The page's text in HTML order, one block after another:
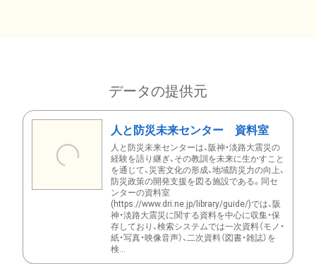
データの提供元
人と防災未来センター 資料室
人と防災未来センターは、阪神・淡路大震災の
経験を語り継ぎ、その教訓を未来に生かすこと
を通じて、災害文化の形成、地域防災力の向上、
防災政策の開発支援を図る施設である。同セ
ンターの資料室
(https://www.dri.ne.jp/library/guide/)では、阪
神・淡路大震災に関する資料を中心に収集・保
存しており、検索システムでは一次資料（モノ・
紙・写真・映像音声）、二次資料（図書・雑誌）を
検...